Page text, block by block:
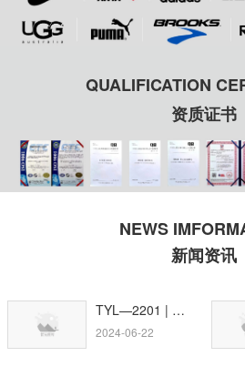
QUALIFICATION
资质证书
NEWS
新闻资讯
TYL—2201 | AI+3D视觉打粗机器人
2024-06-22